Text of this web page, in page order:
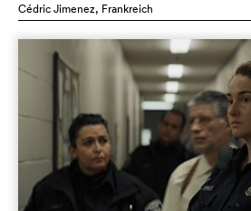
Cédric Jimenez, Frankreich